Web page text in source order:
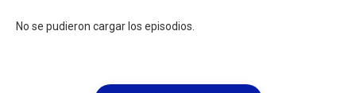
No se pudieron cargar los episodios.